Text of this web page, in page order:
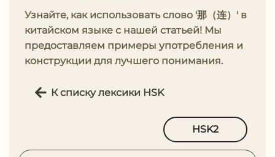
Узнайте, как использовать слово '那（连）' в
китайском языке с нашей статьей! Мы
предоставляем примеры употребления и
конструкции для лучшего понимания.
К списку лексики HSK
HSK2